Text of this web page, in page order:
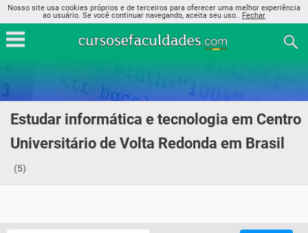
Nosso site usa cookies próprios e de terceiros para oferecer uma melhor experiência
ao usuário. Se você continuar navegando, aceita seu uso.. Fechar
Estudar informática e tecnologia em Centro
Universitário de Volta Redonda em Brasil
(5)